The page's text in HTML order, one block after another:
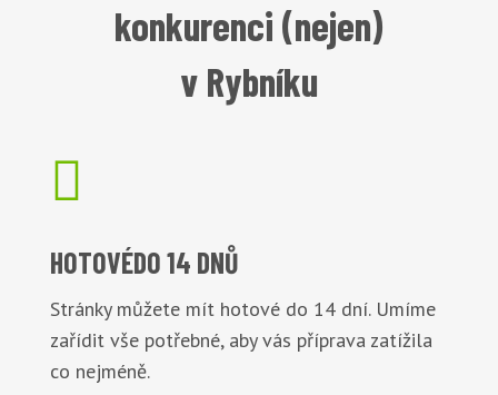
konkurenci (nejen)
v Rybníku

HOTOVÉDO 14 DNŮ
Stránky můžete mít hotové do 14 dní. Umíme
zařídit vše potřebné, aby vás příprava zatížila
co nejméně.